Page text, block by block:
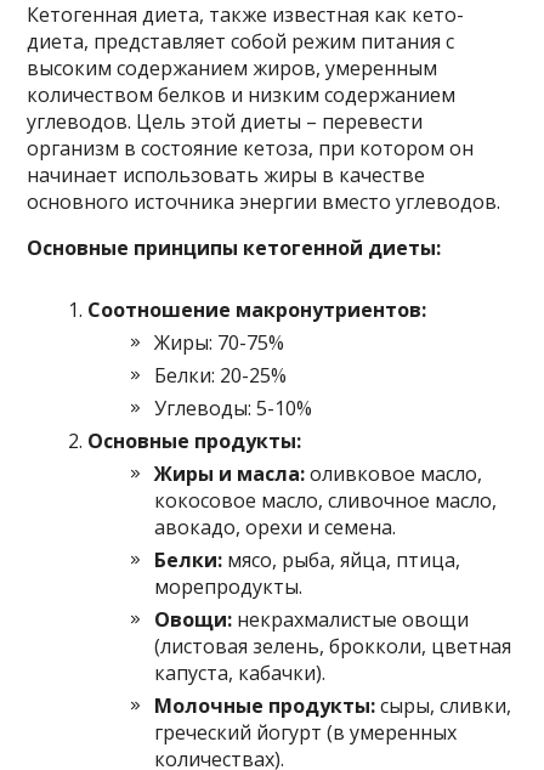
Кетогенная диета, также известная как кето-
диета, представляет собой режим питания с
высоким содержанием жиров, умеренным
количеством белков и низким содержанием
углеводов. Цель этой диеты – перевести
организм в состояние кетоза, при котором он
начинает использовать жиры в качестве
основного источника энергии вместо углеводов.
Основные принципы кетогенной диеты:
Соотношение макронутриентов:
Жиры: 70-75%
Белки: 20-25%
Углеводы: 5-10%
Основные продукты:
Жиры и масла:оливковое масло,
кокосовое масло, сливочное масло,
авокадо, орехи и семена.
Белки: мясо, рыба, яйца, птица,
морепродукты.
Овощи: некрахмалистые овощи
(листовая зелень, брокколи, цветная
капуста, кабачки).
Молочные продукты:сыры, сливки,
греческий йогурт (в умеренных
количествах).